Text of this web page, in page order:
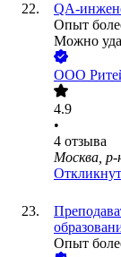
QA-
Опыт
Можно
ООО
4.9
•
4 отзыва
Москва, р-
Опыт